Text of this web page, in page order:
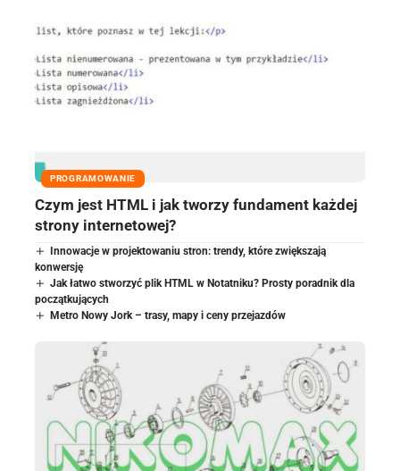
PROGRAMOWANIE
Czym jest HTML i jak tworzy fundament każdej
strony internetowej?
Innowacje w projektowaniu stron: trendy, które zwiększają
konwersję
Jak łatwo stworzyć plik HTML w Notatniku? Prosty poradnik dla
początkujących
Metro Nowy Jork – trasy, mapy i ceny przejazdów